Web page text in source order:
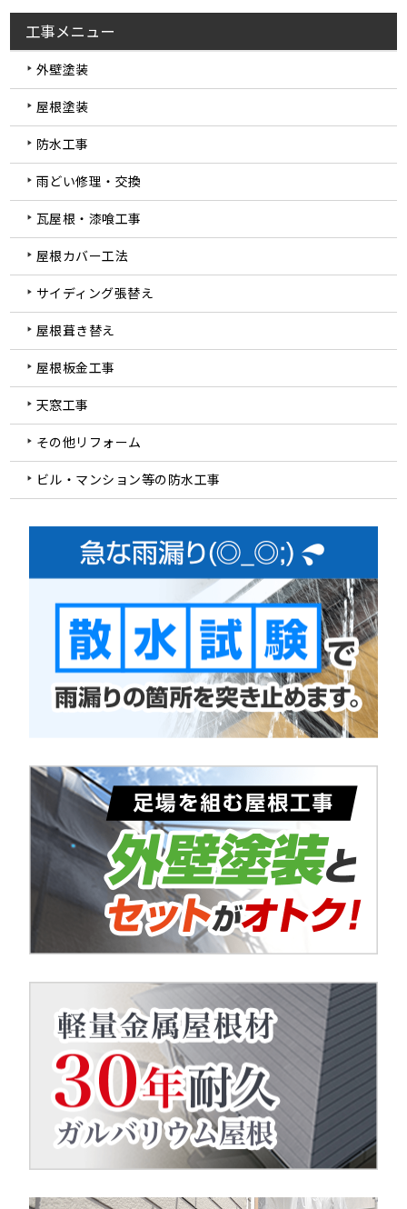
工事メニュー
外壁塗装
屋根塗装
防水工事
雨どい修理・交換
瓦屋根・漆喰工事
屋根カバー工法
サイディング張替え
屋根葺き替え
屋根板金工事
天窓工事
その他リフォーム
ビル・マンション等の防水工事